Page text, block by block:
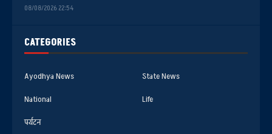
CATEGORIES
Ayodhya News
State News
National
Life
पर्यटन
08/08/2026 22:54